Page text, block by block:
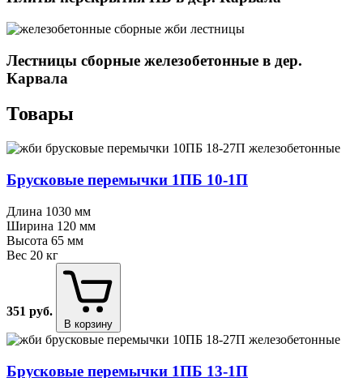
Лестницы сборные железобетонные в дер.
Карвала
Товары
Брусковые перемычки 1ПБ 10⁠-⁠1П
Длина 1030 мм
Ширина 120 мм
Высота 65 мм
Вес 20 кг
351 руб.
В корзину
Брусковые перемычки 1ПБ 13⁠-⁠1П